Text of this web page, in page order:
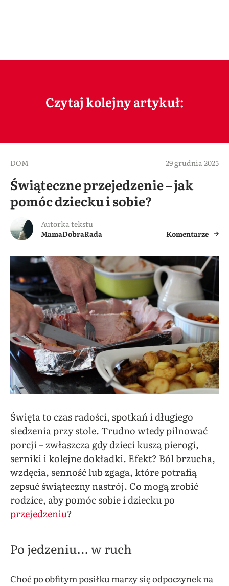
Czytaj kolejny artykuł:
DOM 29 grudnia 2025
Świąteczne przejedzenie – jak
pomóc dziecku i sobie?
Autorka tekstu
MamaDobraRada
Komentarze
Święta to czas radości, spotkań i długiego
siedzenia przy stole. Trudno wtedy pilnować
porcji – zwłaszcza gdy dzieci kuszą pierogi,
serniki i kolejne dokładki. Efekt? Ból brzucha,
wzdęcia, senność lub zgaga, które potrafią
zepsuć świąteczny nastrój. Co mogą zrobić
rodzice, aby pomóc sobie i dziecku po
przejedzeniu?
Po jedzeniu… w ruch
Choć po obfitym posiłku marzy się odpoczynek na